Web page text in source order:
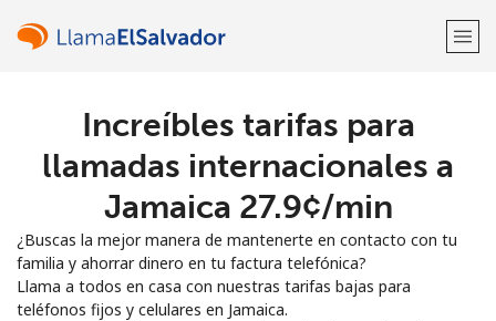
¡Bienvenido!
Regístrate con
Increíbles tarifas para
llamadas internacionales a
Jamaica ⁦27.9¢⁩/min
¿Buscas la mejor manera de mantenerte en contacto con tu
familia y ahorrar dinero en tu factura telefónica?
Llama a todos en casa con nuestras tarifas bajas para
teléfonos fijos y celulares en Jamaica.